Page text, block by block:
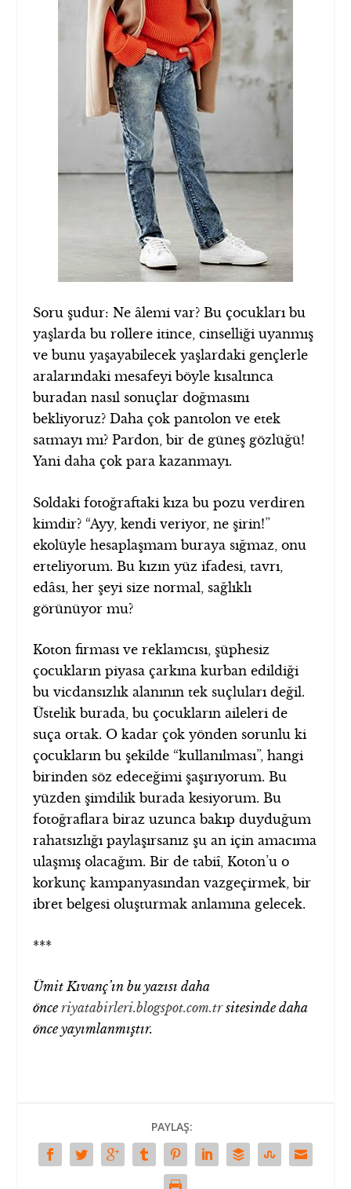
Soru şudur: Ne âlemi var? Bu çocukları bu
yaşlarda bu rollere itince, cinselliği uyanmış
ve bunu yaşayabilecek yaşlardaki gençlerle
aralarındaki mesafeyi böyle kısaltınca
buradan nasıl sonuçlar doğmasını
bekliyoruz? Daha çok pantolon ve etek
satmayı mı? Pardon, bir de güneş gözlüğü!
Yani daha çok para kazanmayı.
Soldaki fotoğraftaki kıza bu pozu verdiren
kimdir? “Ayy, kendi veriyor, ne şirin!”
ekolüyle hesaplaşmam buraya sığmaz, onu
erteliyorum. Bu kızın yüz ifadesi, tavrı,
edâsı, her şeyi size normal, sağlıklı
görünüyor mu?
Koton firması ve reklamcısı, şüphesiz
çocukların piyasa çarkına kurban edildiği
bu vicdansızlık alanının tek suçluları değil.
Üstelik burada, bu çocukların aileleri de
suça ortak. O kadar çok yönden sorunlu ki
çocukların bu şekilde “kullanılması”, hangi
birinden söz edeceğimi şaşırıyorum. Bu
yüzden şimdilik burada kesiyorum. Bu
fotoğraflara biraz uzunca bakıp duyduğum
rahatsızlığı paylaşırsanız şu an için amacıma
ulaşmış olacağım. Bir de tabiî, Koton’u o
korkunç kampanyasından vazgeçirmek, bir
ibret belgesi oluşturmak anlamına gelecek.
***
Ümit Kıvanç’ın bu yazısı daha
önceriyatabirleri.blogspot.com.trsitesinde daha
önce yayımlanmıştır.
PAYLAŞ: